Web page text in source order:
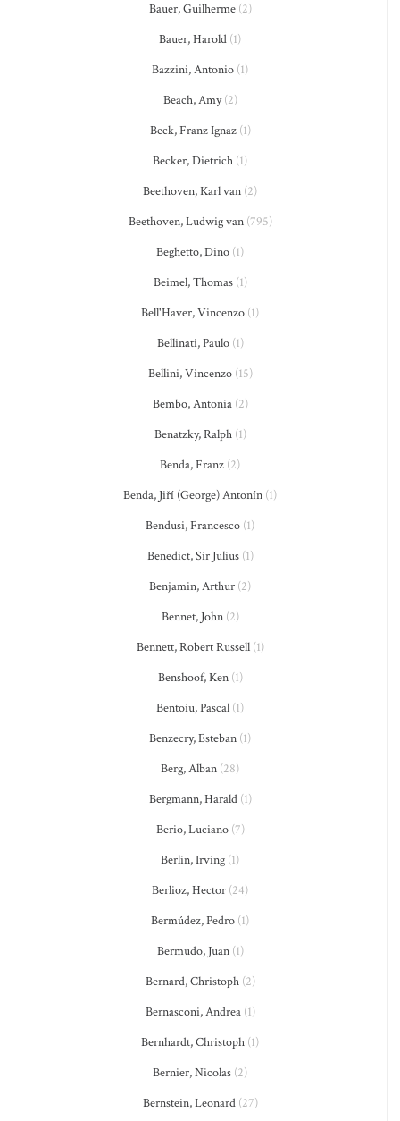
Bauer, Guilherme(2)
Bauer, Harold (1)
Bazzini, Antonio (1)
Beach, Amy(2)
Beck, Franz Ignaz(1)
Becker, Dietrich (1)
Beethoven, Karl van (2)
Beethoven, Ludwig van(795)
Beghetto, Dino (1)
Beimel, Thomas(1)
Bell'Haver, Vincenzo (1)
Bellinati, Paulo(1)
Bellini, Vincenzo(15)
Bembo, Antonia(2)
Benatzky, Ralph(1)
Benda, Franz (2)
Benda, Jiří (George) Antonín (1)
Bendusi, Francesco (1)
Benedict, Sir Julius(1)
Benjamin, Arthur (2)
Bennet, John(2)
Bennett, Robert Russell(1)
Benshoof, Ken(1)
Bentoiu, Pascal (1)
Benzecry, Esteban (1)
Berg, Alban (28)
Bergmann, Harald(1)
Berio, Luciano(7)
Berlin, Irving (1)
Berlioz, Hector (24)
Bermúdez, Pedro (1)
Bermudo, Juan(1)
Bernard, Christoph(2)
Bernasconi, Andrea(1)
Bernhardt, Christoph (1)
Bernier, Nicolas (2)
Bernstein, Leonard(27)